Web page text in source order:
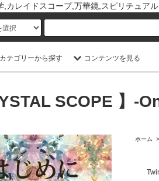
レイドスコープ,万華鏡,スピリチュアル
カテゴリーから探す コンテンツを見る
SCOPE 】-
ホーム >